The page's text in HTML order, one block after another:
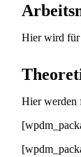
Hier wird für
Hier werden